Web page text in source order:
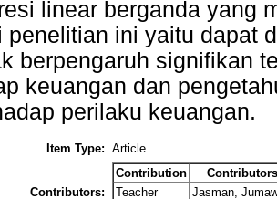
linear berganda yang
penelitian ini yaitu dapat
berpengaruh signifikan
keuangan dan
perilaku keuangan.
Item Type: Article
Contributors:
Contribution
Contributors
Teacher
Jasman,